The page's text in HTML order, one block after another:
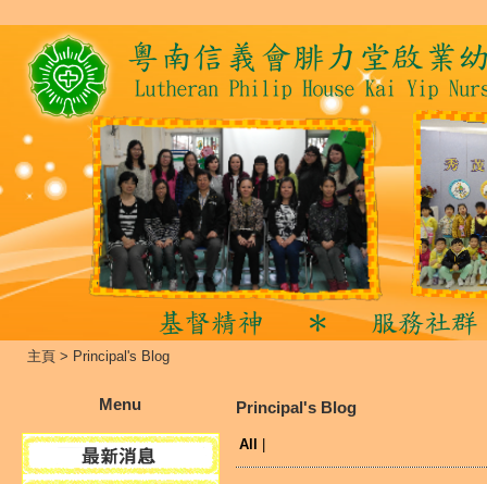
主頁 > Principal's Blog
Menu Principal's Blog
All